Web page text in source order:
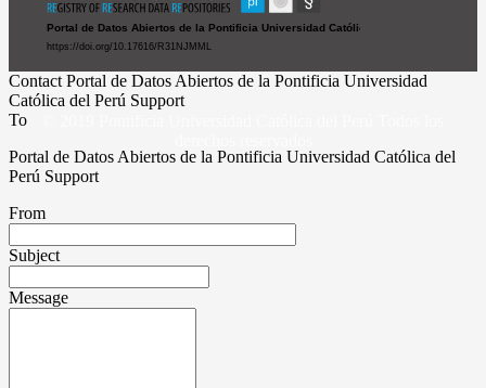
© 2019 Pontificia Universidad Católica del Perú Todos los
Contact Portal de Datos Abiertos de la Pontificia Universidad
Católica del Perú Support
To
Portal de Datos Abiertos de la Pontificia Universidad Católica del
Perú Support
From
Subject
Message